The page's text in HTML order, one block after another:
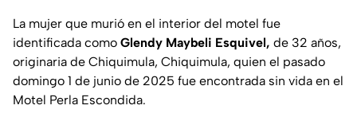
La mujer que murió en el interior del motel fue
identificada como Glendy Maybeli Esquivel, de 32 años,
originaria de Chiquimula, Chiquimula, quien el pasado
domingo 1 de junio de 2025 fue encontrada sin vida en el
Motel Perla Escondida.